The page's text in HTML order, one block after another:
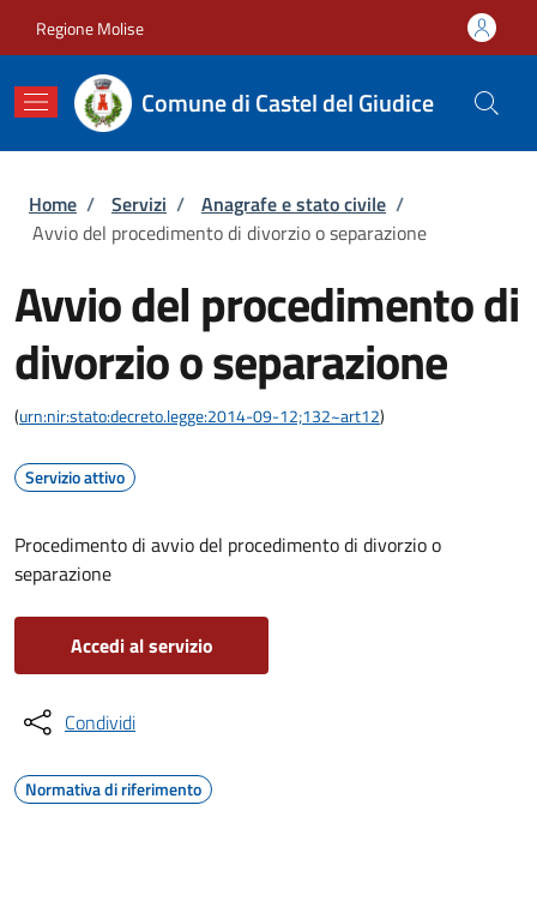
Regione Molise
Comune di Castel del Giudice
Briciole di pane
Home / Servizi / Anagrafe e stato civile /
Avvio del procedimento di divorzio o separazione
Avvio del procedimento di
divorzio o separazione
(urn:nir:stato:decreto.legge:2014-09-12;132~art12)
Servizio attivo
Procedimento di avvio del procedimento di divorzio o
separazione
Accedi al servizio
Condividi
Normativa di riferimento